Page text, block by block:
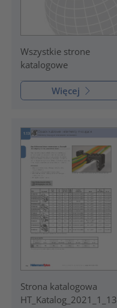
Wszystkie strone
katalogowe
Więcej
Strona katalogowa
HT_Katalog_2021_1_13